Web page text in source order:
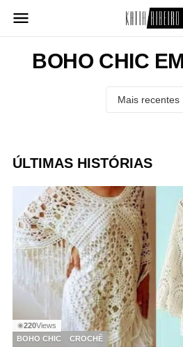
para
conteúdoBOHO CHIC
ÚLTIMAS HISTÓRIAS
◉220Views
BOHO CHIC
CROCHÊ